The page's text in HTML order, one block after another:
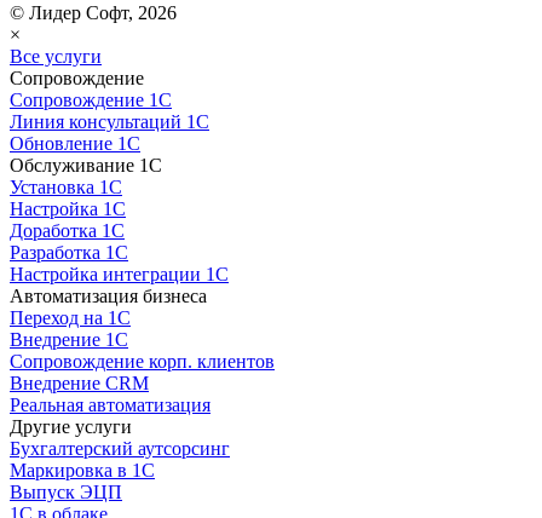
© Лидер Софт, 2026
×
Все услуги
Сопровождение
Сопровождение 1С
Линия консультаций 1С
Обновление 1С
Обслуживание 1С
Установка 1С
Настройка 1С
Доработка 1С
Разработка 1С
Настройка интеграции 1С
Автоматизация бизнеса
Переход на 1С
Внедрение 1С
Сопровождение корп. клиентов
Внедрение CRM
Реальная автоматизация
Другие услуги
Бухгалтерский аутсорсинг
Маркировка в 1С
Выпуск ЭЦП
1С в облаке